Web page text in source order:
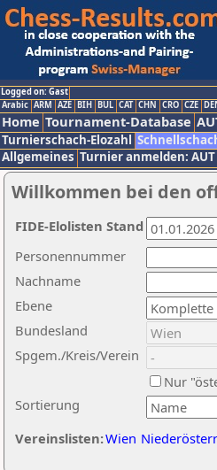
Logged on: Gast
Arabic ARM AZE BIH BUL CAT CHN CRO CZE
Home Tournament-Database
Turnierschach-Elozahl
Allgemeines Turnier anmelden: AUT
Willkommen bei den
Nachname
Ebene
Sortierung
Personennummer
Bundesland
Spgem./Kreis/Verein
Nur
Vereinslisten:Wien
FIDE-Elolisten Stand